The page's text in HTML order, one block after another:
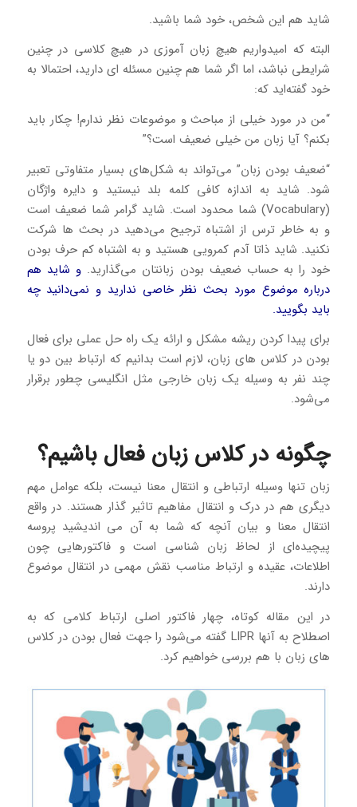
شاید هم این شخص، خود شما باشید.
البته که امیدواریم هیچ زبان آموزی در هیچ کلاسی در چنین
شرایطی نباشد، اما اگر شما هم چنین مسئله ای دارید، احتمالا به
خود گفته‌اید که:
“من در مورد خیلی از مباحث و موضوعات نظر ندارم! چکار باید
بکنم؟ آیا زبان من خیلی ضعیف است؟”
“ضعیف بودن زبان” می‌تواند به شکل‌های بسیار متفاوتی تعبیر
شود. شاید به اندازه کافی کلمه بلد نیستید و دایره واژگان
(Vocabulary) شما محدود است. شاید گرامر شما ضعیف است
و به خاطر ترس از اشتباه ترجیح می‌دهید در بحث ها شرکت
نکنید. شاید ذاتا آدم کمرویی هستید و به اشتباه کم حرف بودن
خود را به حساب ضعیف بودن زبانتان می‌گذارید.و شاید هم
درباره موضوع مورد بحث نظر خاصی ندارید و نمی‌دانید چه
باید بگویید.
برای پیدا کردن ریشه مشکل و ارائه یک راه حل عملی برای فعال
بودن در کلاس های زبان، لازم است بدانیم که ارتباط بین دو یا
چند نفر به وسیله یک زبان خارجی مثل انگلیسی چطور برقرار
می‌شود.
چگونه در کلاس زبان فعال باشیم؟
زبان تنها وسیله ارتباطی و انتقال معنا نیست، بلکه عوامل مهم
دیگری هم در درک و انتقال مفاهیم تاثیر گذار هستند. در واقع
انتقال معنا و بیان آنچه که شما به آن می اندیشید پروسه
پیچیده‌ای از لحاظ زبان شناسی است و فاکتورهایی چون
اطلاعات، عقیده و ارتباط مناسب نقش مهمی در انتقال موضوع
دارند.
در این مقاله کوتاه، چهار فاکتور اصلی ارتباط کلامی که به
اصطلاح به آنها LIPR گفته می‌شود را جهت فعال بودن در کلاس
های زبان با هم بررسی خواهیم کرد.